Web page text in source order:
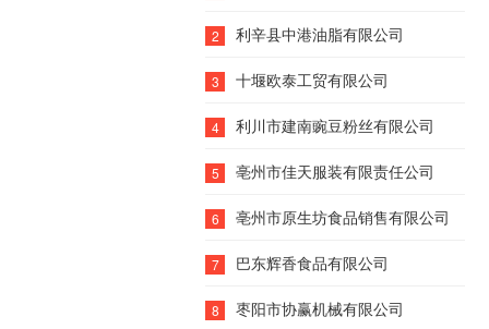
2 利辛县中港油脂有限公司
3 十堰欧泰工贸有限公司
4 利川市建南豌豆粉丝有限公司
5 亳州市佳天服装有限责任公司
6 亳州市原生坊食品销售有限公司
7 巴东辉香食品有限公司
8 枣阳市协赢机械有限公司